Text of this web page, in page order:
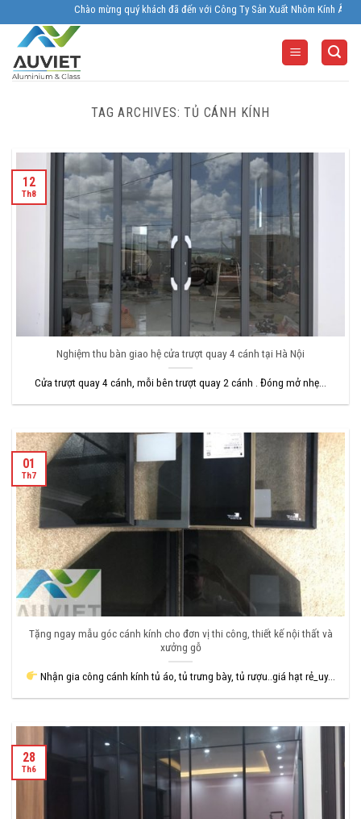
to
content
Chào mừng quý khách đã đến với Công Ty Sản Xuất Nhôm Kính Âu
TAG ARCHIVES:TỦ CÁNH KÍNH
Nghiệm thu bàn giao hệ cửa trượt quay 4 cánh tại Hà Nội
Cửa trượt quay 4 cánh, mỗi bên trượt quay 2 cánh . Đóng mở nhẹ...
12
Th8
Tặng ngay mẫu góc cánh kính cho đơn vị thi công, thiết kế nội thất và
xưởng gỗ
Nhận gia công cánh kính tủ áo, tủ trưng bày, tủ rượu..giá hạt rẻ_uy...
01
Th7
28
Th6